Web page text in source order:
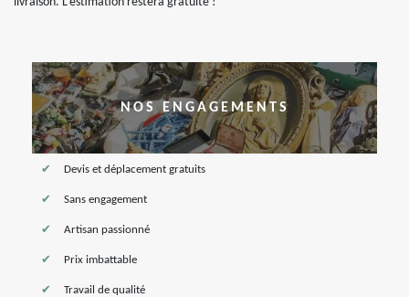
NOS ENGAGEMENTS
Devis et déplacement gratuits
Sans engagement
Artisan passionné
Prix imbattable
Travail de qualité